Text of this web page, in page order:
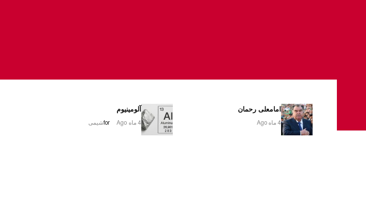
امامعلی رحمان
4 ماه Ago
آلومینیوم
4 ماه Ago forشیمی